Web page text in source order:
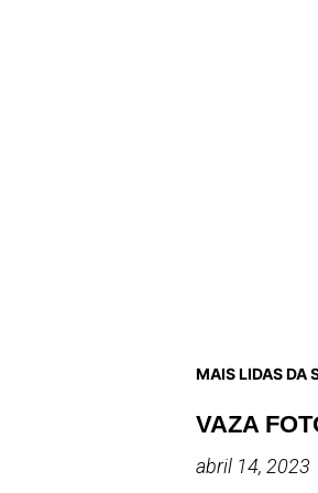
MAIS LIDAS DA
VAZA
abril 14, 2023